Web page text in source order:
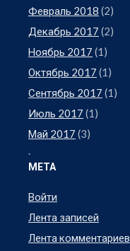
Февраль 2018 (2)
Декабрь 2017 (2)
Ноябрь 2017 (1)
Октябрь 2017 (1)
Сентябрь 2017 (1)
Июль 2017 (1)
Май 2017 (3)
.
МЕТА
Войти
Лента записей
Лента комментариев